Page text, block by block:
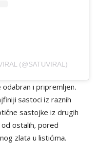
(@SATUVIRAL)
odabran i pripremljen.
sastoci iz raznih
sastojke iz drugih
ostalih, pored
zlata u listićima.